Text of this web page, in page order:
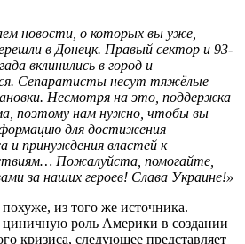
новости, о которых вы уже,
в Донецк. Правый сектор и 93-
вклинились в город и
Сепаратисты несут тяжёлые
Несмотря на это, поддержка
поэтому нам нужно, чтобы вы
для достижения
и принуждения властей к
Пожалуйста, помогайте,
за наших героев! Слава Украине!»
из того же источника.
роль Америки в создании
кризиса, следующее представляет